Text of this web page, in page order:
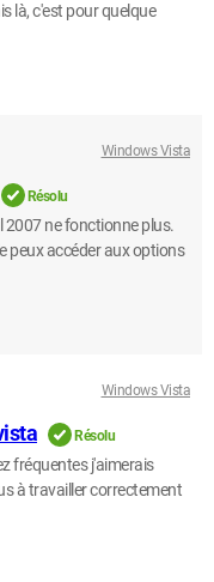
là, c'est pour quelque
Windows Vista
Résolu
2007 ne fonctionne plus.
peux accéder aux options
Windows Vista
Résolu
fréquentes j'aimerais
à travailler correctement